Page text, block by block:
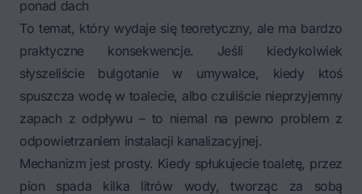
ponad dach
To temat, który wydaje się teoretyczny, ale ma bardzo
praktyczne konsekwencje. Jeśli kiedykolwiek
słyszeliście bulgotanie w umywalce, kiedy ktoś
spuszcza wodę w toalecie, albo czuliście nieprzyjemny
zapach z odpływu – to niemal na pewno problem z
odpowietrzaniem instalacji kanalizacyjnej.
Mechanizm jest prosty. Kiedy spłukujecie toaletę, przez
pion spada kilka litrów wody, tworząc za sobą